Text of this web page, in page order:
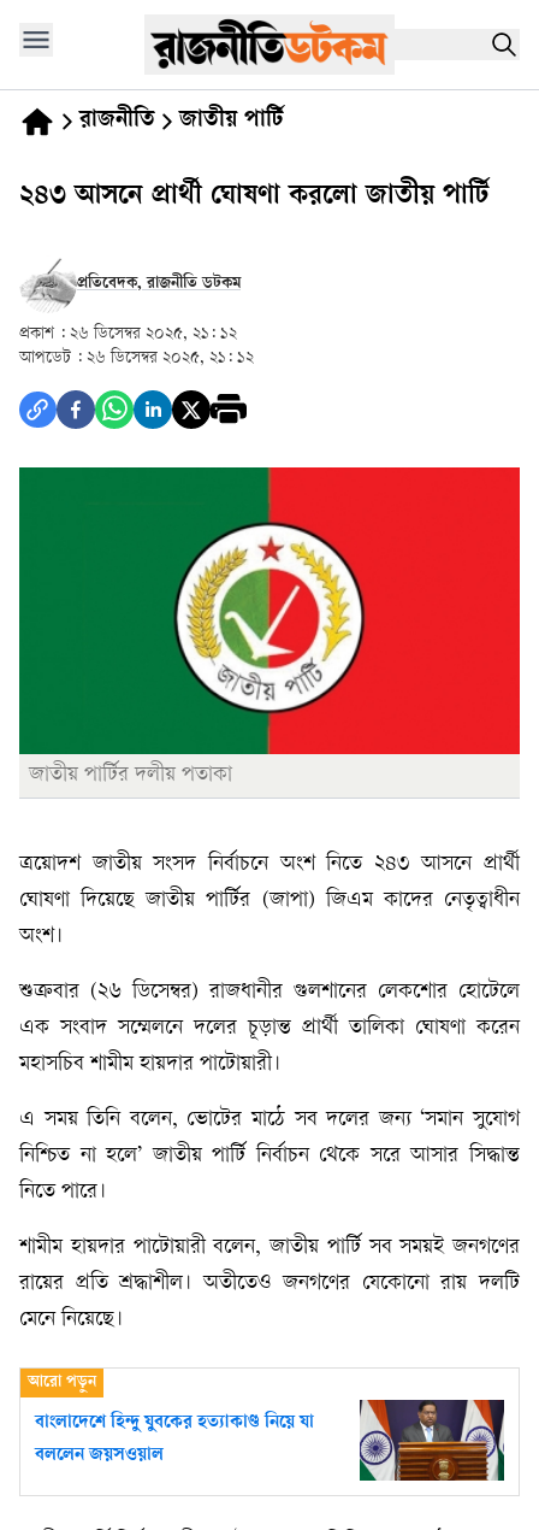
রাজনীতি জাতীয় পার্টি
২৪৩ আসনে প্রার্থী ঘোষণা করলো জাতীয় পার্টি
প্রতিবেদক, রাজনীতি ডটকম
প্রকাশ : ২৬ ডিসেম্বর ২০২৫, ২১: ১২
আপডেট : ২৬ ডিসেম্বর ২০২৫, ২১: ১২
জাতীয় পার্টির দলীয় পতাকা
ত্রয়োদশ জাতীয় সংসদ নির্বাচনে অংশ নিতে ২৪৩ আসনে প্রার্থী
ঘোষণা দিয়েছে জাতীয় পার্টির (জাপা) জিএম কাদের নেতৃত্বাধীন
অংশ।
শুক্রবার (২৬ ডিসেম্বর) রাজধানীর গুলশানের লেকশোর হোটেলে
এক সংবাদ সম্মেলনে দলের চূড়ান্ত প্রার্থী তালিকা ঘোষণা করেন
মহাসচিব শামীম হায়দার পাটোয়ারী।
এ সময় তিনি বলেন, ভোটের মাঠে সব দলের জন্য ‘সমান সুযোগ
নিশ্চিত না হলে’ জাতীয় পার্টি নির্বাচন থেকে সরে আসার সিদ্ধান্ত
নিতে পারে।
শামীম হায়দার পাটোয়ারী বলেন, জাতীয় পার্টি সব সময়ই জনগণের
রায়ের প্রতি শ্রদ্ধাশীল। অতীতেও জনগণের যেকোনো রায় দলটি
মেনে নিয়েছে।
বাংলাদেশে হিন্দু যুবকের হত্যাকাণ্ড নিয়ে যা
বললেন জয়সওয়াল